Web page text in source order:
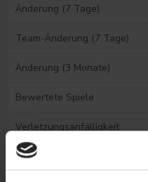
Änderung (7 Tage)
Team-Änderung (7 Tage)
Änderung (3 Monate)
Bewertete Spiele
Verletzungsanfälligkeit